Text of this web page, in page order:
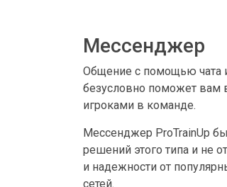
Мессенджер
Общение c помощью чата
безусловно поможет
игроками в команде.
Мессенджер ProTrainUp
решений этого типа и не
и надежности от
сетей.